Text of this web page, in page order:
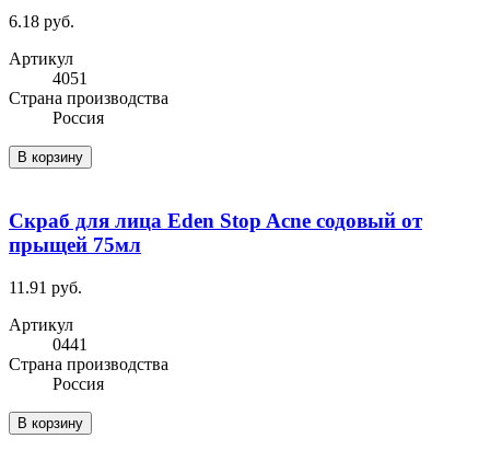
6.18 руб.
Артикул
4051
Cтрана производства
Россия
В корзину
Скраб для лица Eden Stop Acne содовый от
прыщей 75мл
11.91 руб.
Артикул
0441
Cтрана производства
Россия
В корзину